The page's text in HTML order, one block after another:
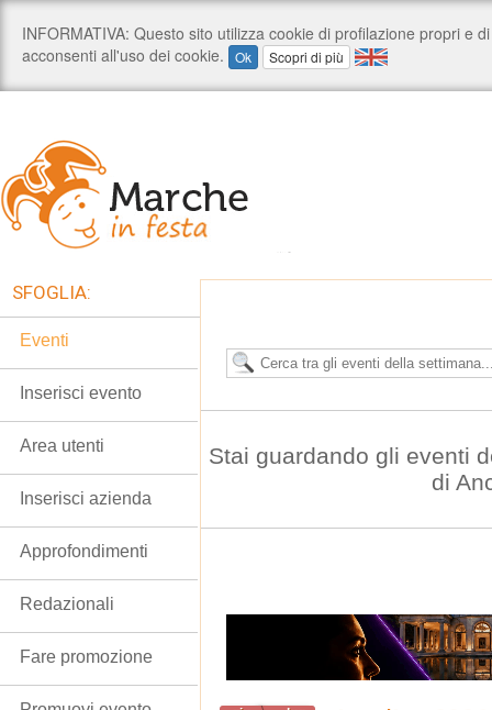
Stai guardando gli eventi
di
SFOGLIA:
Eventi
Inserisci evento
Area utenti
Inserisci azienda
Approfondimenti
Redazionali
Fare promozione